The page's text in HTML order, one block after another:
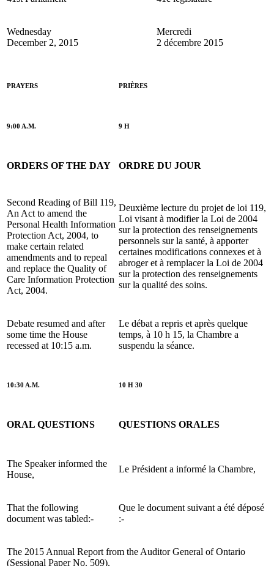
Wednesday
December 2, 2015
Mercredi
2 décembre 2015
PRAYERS PRIÈRES
9:00 A.M. 9 H
ORDERS OF THE DAY ORDRE DU JOUR
Second Reading of Bill 119,
An Act to amend the
Personal Health Information
Protection Act, 2004, to
make certain related
amendments and to repeal
and replace the Quality of
Care Information Protection
Act, 2004.
Deuxième lecture du projet de loi 119,
Loi visant à modifier la Loi de 2004
sur la protection des renseignements
personnels sur la santé, à apporter
certaines modifications connexes et à
abroger et à remplacer la Loi de 2004
sur la protection des renseignements
sur la qualité des soins.
Debate resumed and after
some time the House
recessed at 10:15 a.m.
Le débat a repris et après quelque
temps, à 10 h 15, la Chambre a
suspendu la séance.
10:30 A.M. 10 H 30
ORAL QUESTIONS QUESTIONS ORALES
The Speaker informed the
House,
Le Président a informé la Chambre,
That the following
document was tabled:-
Que le document suivant a été déposé
:-
The 2015 Annual Report from the Auditor General of Ontario
(Sessional Paper No. 509).